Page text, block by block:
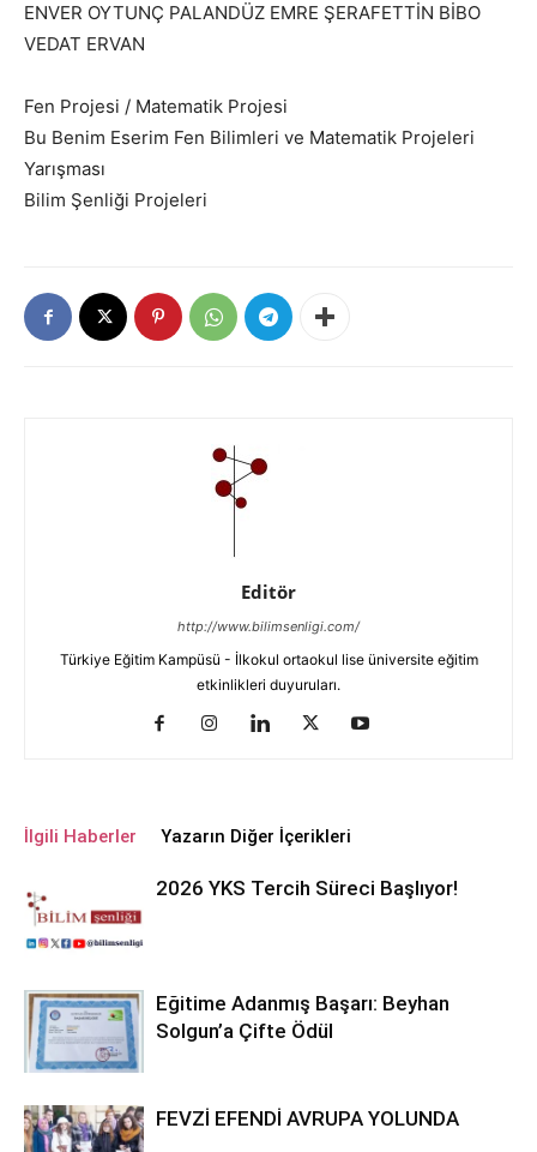
ENVER OYTUNÇ PALANDÜZ EMRE ŞERAFETTİN BİBO
VEDAT ERVAN
Fen Projesi / Matematik Projesi
Bu Benim Eserim Fen Bilimleri ve Matematik Projeleri
Yarışması
Bilim Şenliği Projeleri
Editör
http://www.bilimsenligi.com/
Türkiye Eğitim Kampüsü - İlkokul ortaokul lise üniversite eğitim
etkinlikleri duyuruları.
İlgili Haberler Yazarın Diğer İçerikleri
2026 YKS Tercih Süreci Başlıyor!
Eğitime Adanmış Başarı: Beyhan
Solgun’a Çifte Ödül
FEVZİ EFENDİ AVRUPA YOLUNDA